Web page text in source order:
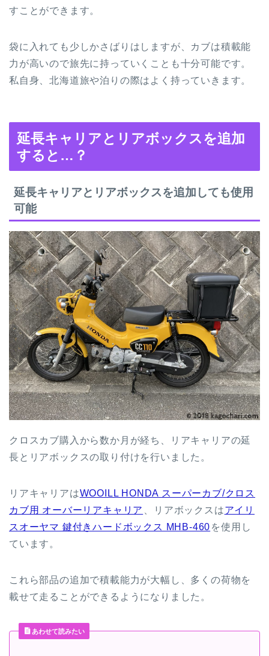
すことができます。
袋に入れても少しかさばりはしますが、カブは積載能
力が高いので旅先に持っていくことも十分可能です。
私自身、北海道旅や泊りの際はよく持っていきます。
延長キャリアとリアボックスを追加
すると…？
延長キャリアとリアボックスを追加しても使用
可能
クロスカブ購入から数か月が経ち、リアキャリアの延
長とリアボックスの取り付けを行いました。
リアキャリアはWOOILL HONDA スーパーカブ/クロス
カブ用 オーバーリアキャリア
、リアボックスはアイリ
スオーヤマ 鍵付きハードボックス MHB-460 を使用し
ています。
これら部品の追加で積載能力が大幅し、多くの荷物を
載せて走ることができるようになりました。
あわせて読みたい